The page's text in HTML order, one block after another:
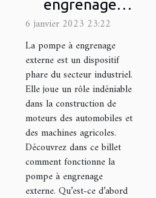
engrenage
externe : quel
est son
fonctionnement
?
6 janvier 2023 23:22
La pompe à engrenage
externe est un dispositif
phare du secteur industriel.
Elle joue un rôle indéniable
dans la construction de
moteurs des automobiles et
des machines agricoles.
Découvrez dans ce billet
comment fonctionne la
pompe à engrenage
externe. Qu’est-ce d’abord